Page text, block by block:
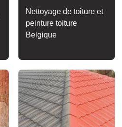
Nettoyage de toiture et
peinture toiture
Belgique